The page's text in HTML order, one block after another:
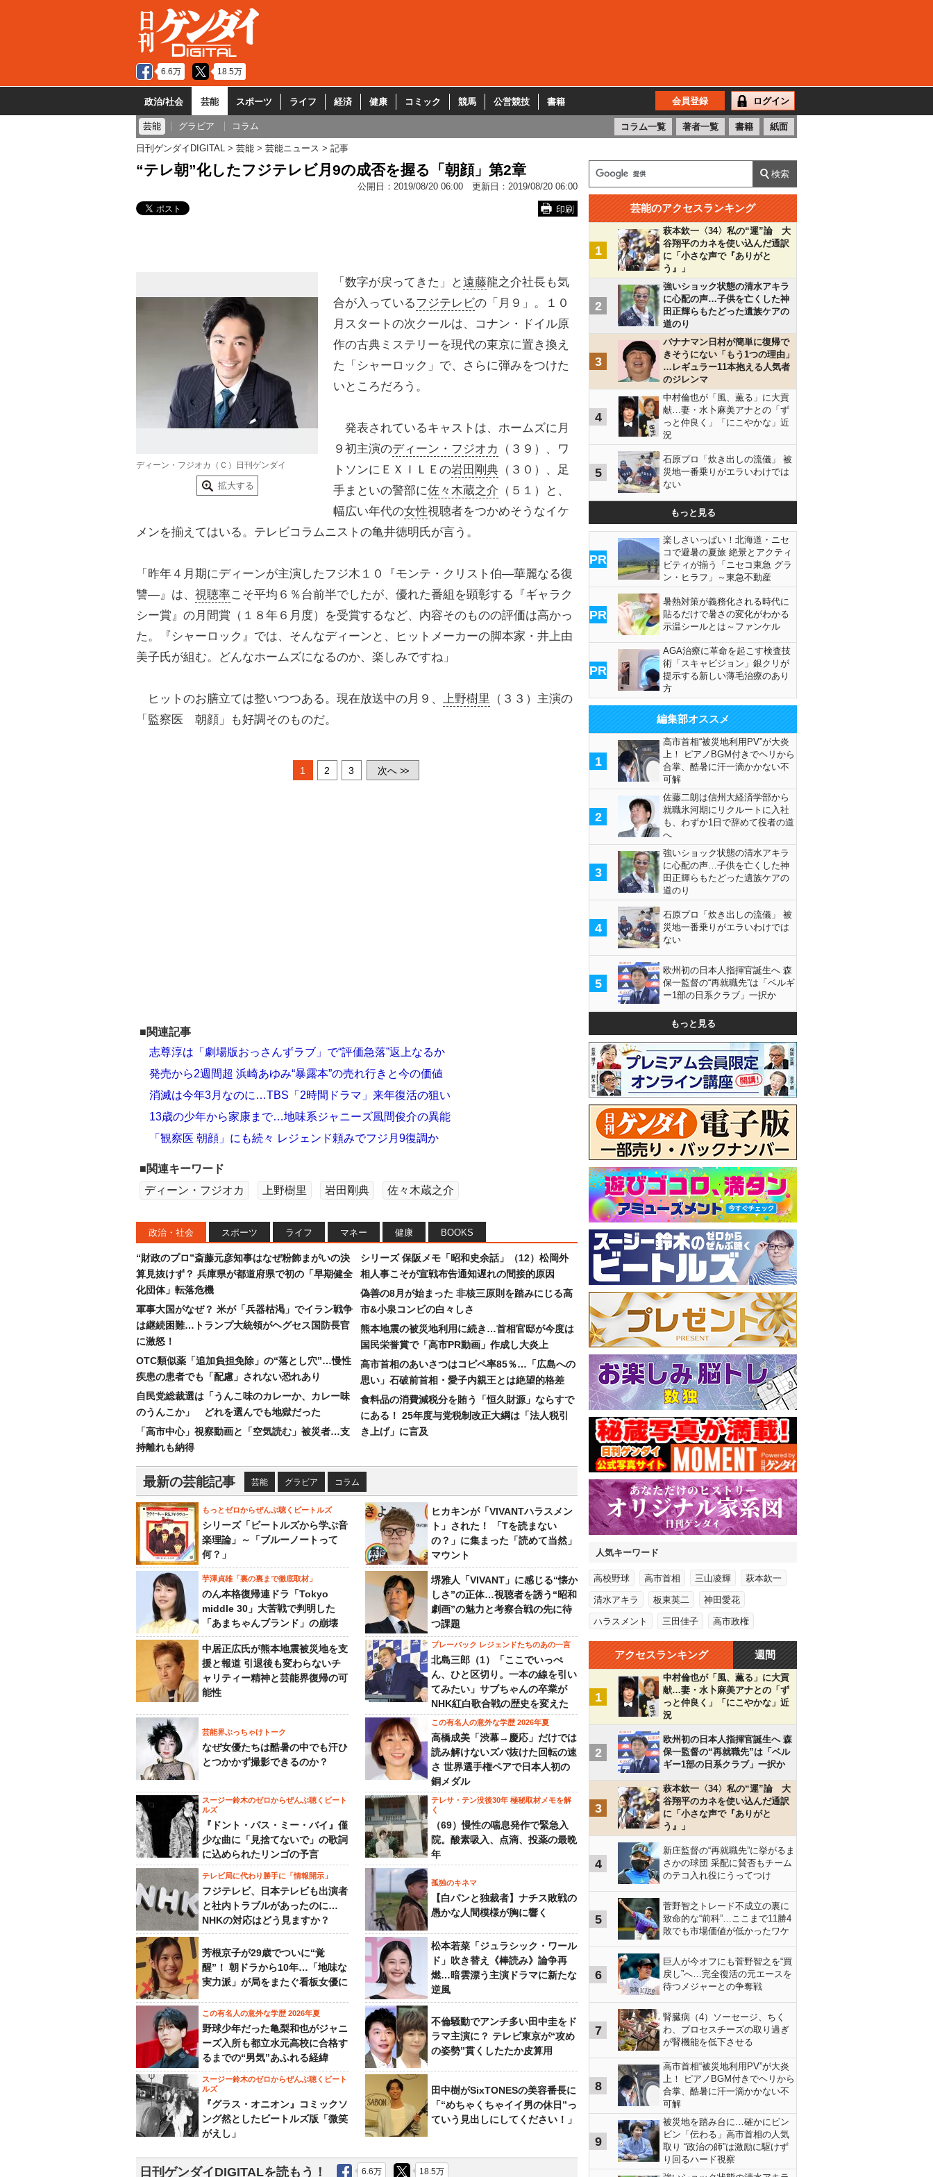
6.6万 18.5万
政治/社会 芸能 スポーツ ライフ 経済 健康 コミック 競馬 公営競技 書籍 会員登録 ログイン
芸能 グラビア コラム コラム一覧 著者一覧 書籍 紙面
日刊ゲンダイDIGITAL 芸能 芸能ニュース 記事
“テレ朝”化したフジテレビ月9の成否を握る「朝顔」第2章
公開日： 2019/08/20 06:00 更新日： 2019/08/20 06:00
印刷
ディーン・フジオカ（Ｃ）日刊ゲンダイ
拡大する
「数字が戻ってきた」と遠藤龍之介社長も気
合が入っているフジテレビの「月９」。１０
月スタートの次クールは、コナン・ドイル原
作の古典ミステリーを現代の東京に置き換え
た「シャーロック」で、さらに弾みをつけた
いところだろう。
発表されているキャストは、ホームズに月
９初主演のディーン・フジオカ
（３９）、ワ
トソンにＥＸＩＬＥの岩田剛典 （３０）、足
手まといの警部に佐々木蔵之介 （５１）と、
幅広い年代の女性視聴者をつかめそうなイケ
メンを揃えてはいる。テレビコラムニストの亀井徳明氏が言う。
「昨年４月期にディーンが主演したフジ木１０『モンテ・クリスト伯―華麗なる復
讐―』は、 視聴率こそ平均６％台前半でしたが、優れた番組を顕彰する『ギャラク
シー賞』の月間賞（１８年６月度）を受賞するなど、内容そのものの評価は高かっ
た。『シャーロック』では、そんなディーンと、ヒットメーカーの脚本家・井上由
美子氏が組む。どんなホームズになるのか、楽しみですね」
ヒットのお膳立ては整いつつある。現在放送中の月９、 上野樹里
（３３）主演の
「監察医 朝顔」も好調そのものだ。
1 2 3 次へ >>
■関連記事
志尊淳は「劇場版おっさんずラブ」で“評価急落”返上なるか
発売から2週間超 浜崎あゆみ“暴露本”の売れ行きと今の価値
消滅は今年3月なのに…TBS「2時間ドラマ」来年復活の狙い
13歳の少年から家康まで…地味系ジャニーズ風間俊介の異能
「観察医 朝顔」にも続々 レジェンド頼みでフジ月9復調か
■関連キーワード
ディーン・フジオカ
上野樹里 岩田剛典 佐々木蔵之介
政治・社会 スポーツ ライフ マネー 健康 BOOKS
“財政のプロ”斎藤元彦知事はなぜ粉飾まがいの決
算見抜けず？ 兵庫県が都道府県で初の「早期健全
化団体」転落危機
軍事大国がなぜ？ 米が「兵器枯渇」でイラン戦争
は継続困難…トランプ大統領がヘグセス国防長官
に激怒！
OTC類似薬「追加負担免除」の“落とし穴”…慢性
疾患の患者でも「配慮」されない恐れあり
自民党総裁選は「うんこ味のカレーか、カレー味
のうんこか」 どれを選んでも地獄だった
「高市中心」視察動画と「空気読む」被災者…支
持離れも納得
シリーズ 保阪メモ「昭和史余話」（12）松岡外
相人事こそが宣戦布告通知遅れの間接的原因
偽善の8月が始まった 非核三原則を踏みにじる高
市&小泉コンビの白々しさ
熊本地震の被災地利用に続き…首相官邸が今度は
国民栄誉賞で「高市PR動画」作成し大炎上
高市首相のあいさつはコピペ率85％…「広島への
思い」石破前首相・愛子内親王とは絶望的格差
食料品の消費減税分を賄う「恒久財源」ならすで
にある！ 25年度与党税制改正大綱は「法人税引
き上げ」に言及
最新の芸能記事 芸能 グラビア コラム
もっとゼロからぜんぶ聴くビートルズ
シリーズ「ビートルズから学ぶ音
楽理論」～「ブルーノートって
何？」
ヒカキンが「VIVANTハラスメン
ト」された！ 「Tを読まない
の？」に集まった「読めて当然」
マウント
芋澤貞雄「裏の裏まで徹底取材」
のん本格復帰連ドラ「Tokyo
middle 30」大苦戦で判明した
「あまちゃんブランド」の崩壊
堺雅人「VIVANT」に感じる“懐か
しさ”の正体…視聴者を誘う“昭和
劇画”の魅力と考察合戦の先に待
つ課題
中居正広氏が熊本地震被災地を支
援と報道 引退後も変わらないチ
ャリティー精神と芸能界復帰の可
能性
プレーバック レジェンドたちのあの一言
北島三郎（1）「ここでいっぺ
ん、ひと区切り。一本の線を引い
てみたい」サブちゃんの卒業が
NHK紅白歌合戦の歴史を変えた
芸能界ぶっちゃけトーク
なぜ女優たちは酷暑の中でも汗ひ
とつかかず撮影できるのか？
この有名人の意外な学歴 2026年夏
高橋成美「渋幕→慶応」だけでは
読み解けないズバ抜けた回転の速
さ 世界選手権ペアで日本人初の
銅メダル
スージー鈴木のゼロからぜんぶ聴くビート
ルズ
『ドント・パス・ミー・バイ』僅
少な曲に「見捨てないで」の歌詞
に込められたリンゴの予言
テレサ・テン没後30年 極秘取材メモを解
く
（69）慢性の喘息発作で緊急入
院。酸素吸入、点滴、投薬の最晩
年
テレビ局に代わり勝手に「情報開示」
フジテレビ、日本テレビも出演者
と社内トラブルがあったのに…
NHKの対応はどう見ますか？
孤独のキネマ
【白パンと独裁者】ナチス敗戦の
愚かな人間模様が胸に響く
芳根京子が29歳でついに“覚
醒”！ 朝ドラから10年…「地味な
実力派」が局をまたぐ看板女優に
松本若菜「ジュラシック・ワール
ド」吹き替え《棒読み》論争再
燃…暗雲漂う主演ドラマに新たな
逆風
この有名人の意外な学歴 2026年夏
野球少年だった亀梨和也がジャニ
ーズ入所も都立水元高校に合格す
るまでの“男気”あふれる経緯
不倫騒動でアンチ多い田中圭をド
ラマ主演に？ テレビ東京が“攻め
の姿勢”貫くしたたか皮算用
スージー鈴木のゼロからぜんぶ聴くビート
ルズ
『グラス・オニオン』コミックソ
ング然としたビートルズ版「微笑
がえし」
田中樹がSixTONESの美容番長に
「“めちゃくちゃイイ男の休日”っ
ていう見出しにしてください！」
日刊ゲンダイDIGITALを読もう！ 6.6万 18.5万
芸能のアクセスランキング
1
萩本欽一〈34〉私の“運”論 大
谷翔平のカネを使い込んだ通訳
に「小さな声で『ありがと
う』」
2
強いショック状態の清水アキラ
に心配の声…子供を亡くした神
田正輝らもたどった遺族ケアの
道のり
3
バナナマン日村が簡単に復帰で
きそうにない「もう1つの理由」
…レギュラー11本抱える人気者
のジレンマ
4
中村倫也が「風、薫る」に大貢
献…妻・水卜麻美アナとの「ず
っと仲良く」「にこやかな」近
況
5
石原プロ「炊き出しの流儀」 被
災地一番乗りがエラいわけでは
ない
もっと見る
PR
楽しさいっぱい！北海道・ニセ
コで避暑の夏旅 絶景とアクティ
ビティが揃う「ニセコ東急 グラ
ン・ヒラフ」～東急不動産
PR
暑熱対策が義務化される時代に
貼るだけで暑さの変化がわかる
示温シールとは～ファンケル
PR
AGA治療に革命を起こす検査技
術「スキャビジョン」銀クリが
提示する新しい薄毛治療のあり
方
編集部オススメ
1
高市首相“被災地利用PV”が大炎
上！ ピアノBGM付きでヘリから
合掌、酷暑に汗一滴かかない不
可解
2
佐藤二朗は信州大経済学部から
就職氷河期にリクルートに入社
も、わずか1日で辞めて役者の道
へ
3
強いショック状態の清水アキラ
に心配の声…子供を亡くした神
田正輝らもたどった遺族ケアの
道のり
4
石原プロ「炊き出しの流儀」 被
災地一番乗りがエラいわけでは
ない
5
欧州初の日本人指揮官誕生へ 森
保一監督の“再就職先”は「ベルギ
ー1部の日系クラブ」一択か
もっと見る
人気キーワード
高校野球 高市首相 三山凌輝 萩本欽一
清水アキラ 板東英二 神田愛花
ハラスメント 三田佳子 高市政権
アクセスランキング 週間
1
中村倫也が「風、薫る」に大貢
献…妻・水卜麻美アナとの「ず
っと仲良く」「にこやかな」近
況
2
欧州初の日本人指揮官誕生へ 森
保一監督の“再就職先”は「ベル
ギー1部の日系クラブ」一択か
3
萩本欽一〈34〉私の“運”論 大
谷翔平のカネを使い込んだ通訳
に「小さな声で『ありがと
う』」
4
新庄監督の“再就職先”に挙がるま
さかの球団 采配に賛否もチーム
のテコ入れ役にうってつけ
5
菅野智之トレード不成立の裏に
致命的な“前科”…ここまで11勝4
敗でも市場価値が低かったワケ
6
巨人が今オフにも菅野智之を“買
戻し”へ…完全復活の元エースを
待つメジャーとの争奪戦
7
腎臓病（4）ソーセージ、ちく
わ、プロセスチーズの取り過ぎ
が腎機能を低下させる
8
高市首相“被災地利用PV”が大炎
上！ ピアノBGM付きでヘリから
合掌、酷暑に汗一滴かかない不
可解
9
被災地を踏み台に…確かにビン
ビン「伝わる」高市首相の人気
取り “政治の師”は激励に駆けず
り回るハード視察